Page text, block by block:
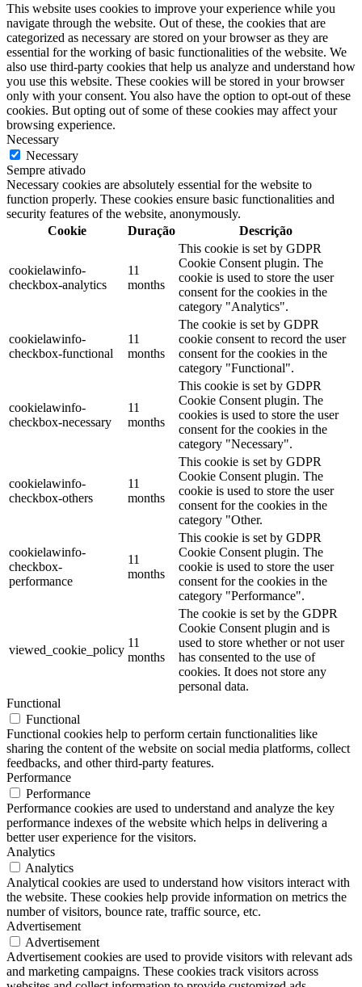
This website uses cookies to improve your experience while you
navigate through the website. Out of these, the cookies that are
categorized as necessary are stored on your browser as they are
essential for the working of basic functionalities of the website. We
also use third-party cookies that help us analyze and understand how
you use this website. These cookies will be stored in your browser
only with your consent. You also have the option to opt-out of these
cookies. But opting out of some of these cookies may affect your
browsing experience.
Necessary
Necessary
Sempre ativado
Necessary cookies are absolutely essential for the website to
function properly. These cookies ensure basic functionalities and
security features of the website, anonymously.
Cookie
Duração Descrição
cookielawinfo-
checkbox-analytics
11
months
This cookie is set by GDPR
Cookie Consent plugin. The
cookie is used to store the user
consent for the cookies in the
category "Analytics".
cookielawinfo-
checkbox-functional
11
months
The cookie is set by GDPR
cookie consent to record the user
consent for the cookies in the
category "Functional".
cookielawinfo-
checkbox-necessary
11
months
This cookie is set by GDPR
Cookie Consent plugin. The
cookies is used to store the user
consent for the cookies in the
category "Necessary".
cookielawinfo-
checkbox-others
11
months
This cookie is set by GDPR
Cookie Consent plugin. The
cookie is used to store the user
consent for the cookies in the
category "Other.
cookielawinfo-
checkbox-
performance
11
months
This cookie is set by GDPR
Cookie Consent plugin. The
cookie is used to store the user
consent for the cookies in the
category "Performance".
viewed_cookie_policy
11
months
The cookie is set by the GDPR
Cookie Consent plugin and is
used to store whether or not user
has consented to the use of
cookies. It does not store any
personal data.
Functional
Functional
Functional cookies help to perform certain functionalities like
sharing the content of the website on social media platforms, collect
feedbacks, and other third-party features.
Performance
Performance
Performance cookies are used to understand and analyze the key
performance indexes of the website which helps in delivering a
better user experience for the visitors.
Analytics
Analytics
Analytical cookies are used to understand how visitors interact with
the website. These cookies help provide information on metrics the
number of visitors, bounce rate, traffic source, etc.
Advertisement
Advertisement
Advertisement cookies are used to provide visitors with relevant ads
and marketing campaigns. These cookies track visitors across